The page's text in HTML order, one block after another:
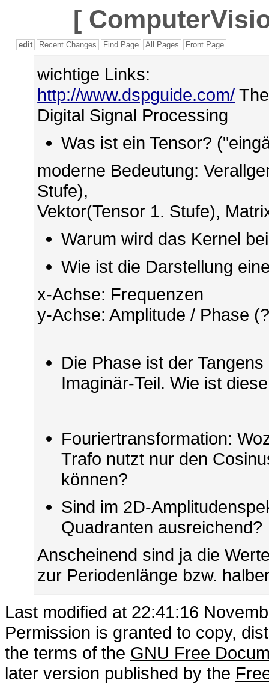
[
edit Recent Changes Find Page All Pages Front Page
wichtige Links:
http://www.dspguide.com/
Digital Signal Processing
Was ist ein Tensor?
moderne Bedeutung:
Stufe),
Vektor(Tensor 1. Stufe),
Warum wird das Kernel
Wie ist die Darstellung
x-Achse: Frequenzen
y-Achse: Amplitude / Phase
Die Phase ist der
Imaginär-Teil. Wie ist
Fouriertransformation:
Trafo nutzt nur den
können?
Sind im 2D-
Quadranten ausreichend?
Anscheinend sind ja die
zur Periodenlänge bzw.
Last modified at 22:41:16
Permission is granted to copy,
the terms of the GNU Free
later version published by the